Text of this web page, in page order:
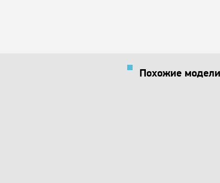
Похожие